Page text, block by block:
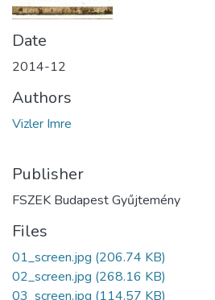
Date
2014-12
Authors
Vizler Imre
Publisher
FSZEK Budapest Gyűjtemény
Files
01_screen.jpg (206.74 KB)
02_screen.jpg (268.16 KB)
03_screen.jpg (114.57 KB)